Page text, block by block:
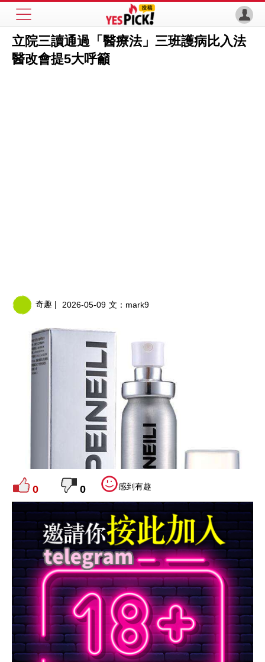
立院三讀通過「醫療法」三班護病比入法
醫改會提5大呼籲
奇趣 | 2026-05-09 文： mark9
0 0 感到有趣